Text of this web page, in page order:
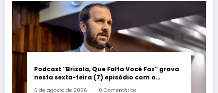
Podcast “Brizola, Que Falta Você Faz” grava
nesta sexta-feira (7) episódio com o
6 de agosto de 2026 0 Comentários